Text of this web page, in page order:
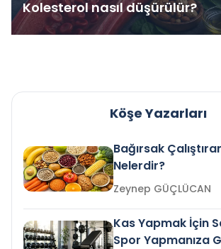
Kolesterol nasıl düşürülür?
Köşe Yazarları
Bağırsak
Nelerdir?
Zeynep GÜÇLÜCAN
Kas Yapmak İçin
Spor Yapmanıza